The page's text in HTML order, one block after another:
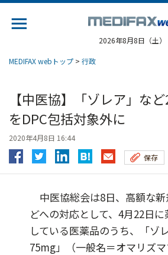
2026年8月8日（土）
MEDIFAX webトップ > 行政
【中医協】「ゾレア」な
をDPC包括対象外に
2020年4月8日 16:44
保存
中医協総会は8日、高額な
どへの対応として、4月22日
している医薬品のうち、「ゾ
75mg」（一般名＝オマリズ